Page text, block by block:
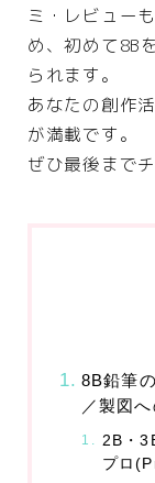
生活雑貨
WEBサービス
ASP
WEBコンサ
ホームペー
インターネッ
WiFi
プロバイダ
ミ・レビュー
め、初めて8B
られます。
あなたの創作
が満載です。
ぜひ最後まで
8B鉛筆
／製図
2B・
プロ